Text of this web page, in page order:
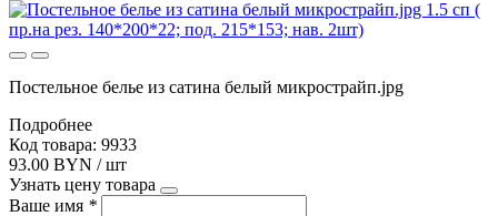
Постельное белье из сатина белый микрострайп.jpg
Подробнее
Код товара: 9933
93.00 BYN / шт
Узнать цену товара
Ваше имя *